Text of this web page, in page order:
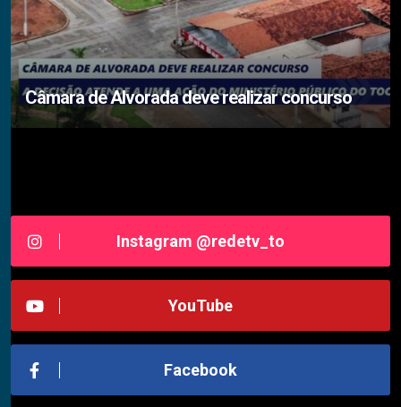
Câmara de Alvorada deve realizar concurso
Instagram @redetv_to
YouTube
Facebook